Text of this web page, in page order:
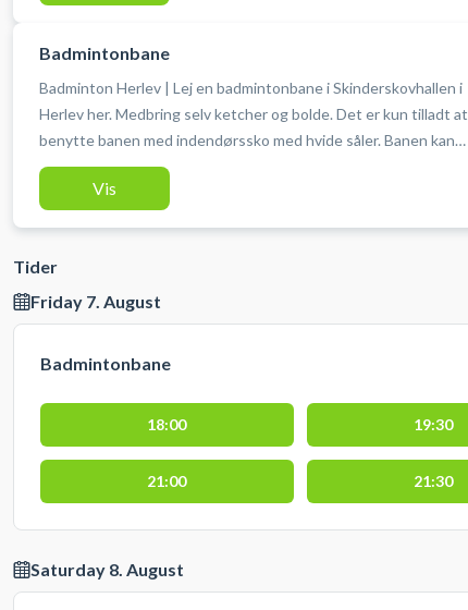
Badmintonbane
Badminton Herlev | Lej en badmintonbane i Skinderskovhallen i
Herlev her. Medbring selv ketcher og bolde. Det er kun tilladt at
benytte banen med indendørssko med hvide såler. Banen kan
afbestilles indtil 4 timer før reservationens starttidspunkt. Book
en badmintonbane og spil badminton i Herlev på en af
Vis
Tider
Friday 7. August
Badmintonbane
18:00 19:30
21:00 21:30
Saturday 8. August